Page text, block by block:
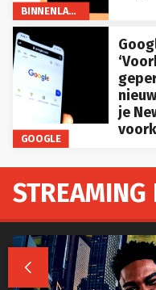
BINNENLAND
GOOGLE
je
STREAMING
